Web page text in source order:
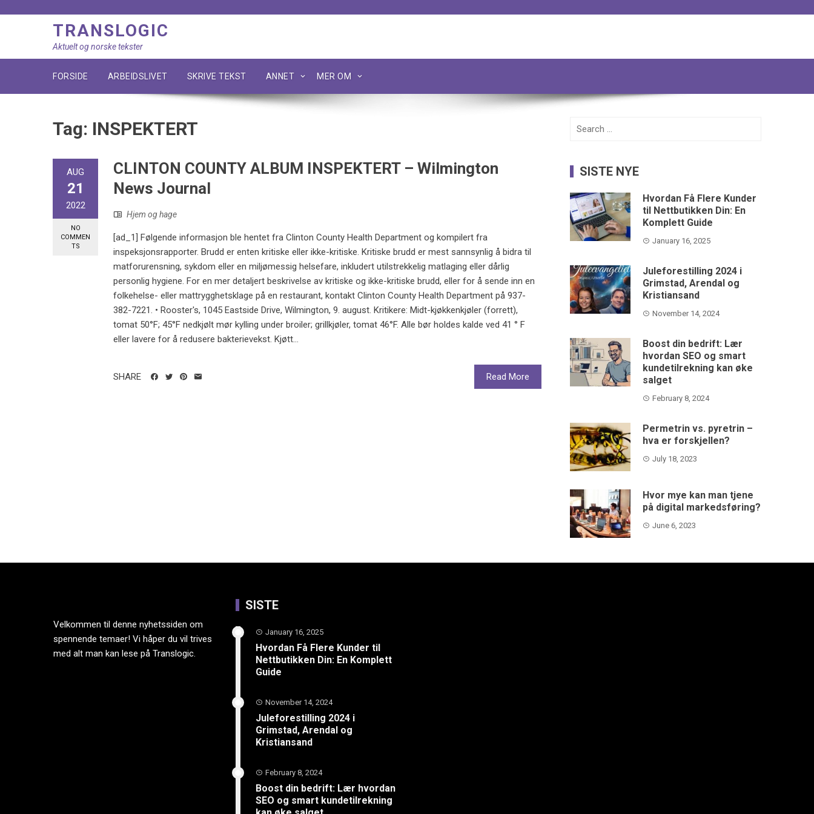
TRANSLOGIC
Aktuelt og norske tekster
FORSIDE ARBEIDSLIVET SKRIVE TEKST ANNET MER OM
Tag: INSPEKTERT
AUG
21
2022
NO
COMMEN
TS
CLINTON COUNTY ALBUM INSPEKTERT – Wilmington
News Journal
Hjem og hage
[ad_1] Følgende informasjon ble hentet fra Clinton County Health Department og kompilert fra
inspeksjonsrapporter. Brudd er enten kritiske eller ikke-kritiske. Kritiske brudd er mest sannsynlig å bidra til
matforurensning, sykdom eller en miljømessig helsefare, inkludert utilstrekkelig matlaging eller dårlig
personlig hygiene. For en mer detaljert beskrivelse av kritiske og ikke-kritiske brudd, eller for å sende inn en
folkehelse- eller mattrygghetsklage på en restaurant, kontakt Clinton County Health Department på 937-
382-7221. • Rooster's, 1045 Eastside Drive, Wilmington, 9. august. Kritikere: Midt-kjøkkenkjøler (forrett),
tomat 50°F; 45°F nedkjølt mør kylling under broiler; grillkjøler, tomat 46°F. Alle bør holdes kalde ved 41 ° F
eller lavere for å redusere bakterievekst. Kjøtt...
Read More
SHARE
Search
SISTE NYE
Hvordan Få Flere Kunder
til Nettbutikken Din: En
Komplett Guide
January 16, 2025
Juleforestilling 2024 i
Grimstad, Arendal og
Kristiansand
November 14, 2024
Boost din bedrift: Lær
hvordan SEO og smart
kundetilrekning kan øke
salget
February 8, 2024
Permetrin vs. pyretrin –
hva er forskjellen?
July 18, 2023
Hvor mye kan man tjene
på digital markedsføring?
June 6, 2023
Velkommen til denne nyhetssiden om
spennende temaer! Vi håper du vil trives
med alt man kan lese på Translogic.
SISTE
January 16, 2025
Hvordan Få Flere Kunder til
Nettbutikken Din: En Komplett
Guide
November 14, 2024
Juleforestilling 2024 i
Grimstad, Arendal og
Kristiansand
February 8, 2024
Boost din bedrift: Lær hvordan
SEO og smart kundetilrekning